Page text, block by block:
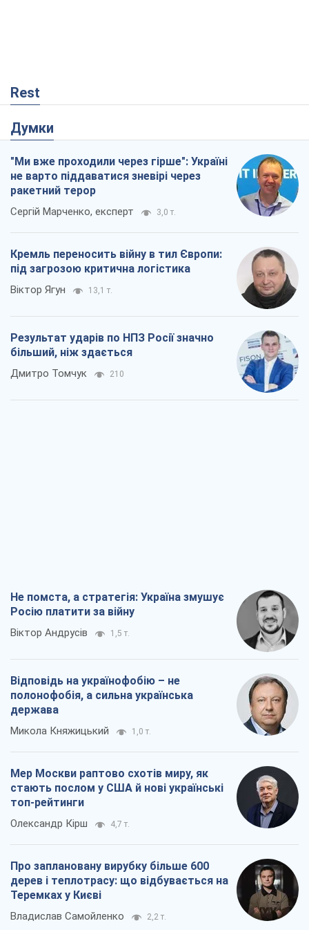
Rest
Думки
"Ми вже проходили через гірше": Україні
не варто піддаватися зневірі через
ракетний терор
Сергій Марченко, експерт 3,0 т.
Кремль переносить війну в тил Європи:
під загрозою критична логістика
Віктор Ягун 13,1 т.
Результат ударів по НПЗ Росії значно
більший, ніж здається
Дмитро Томчук 210
Не помста, а стратегія: Україна змушує
Росію платити за війну
Віктор Андрусів 1,5 т.
Відповідь на українофобію – не
полонофобія, а сильна українська
держава
Микола Княжицький 1,0 т.
Мер Москви раптово схотів миру, як
стають послом у США й нові українські
топ-рейтинги
Олександр Кірш 4,7 т.
Про заплановану вирубку більше 600
дерев і теплотрасу: що відбувається на
Теремках у Києві
Владислав Самойленко 2,2 т.